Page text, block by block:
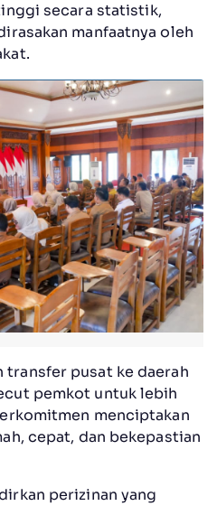
secara statistik,
manfaatnya oleh
transfer pusat ke daerah
pemkot untuk lebih
menciptakan
cepat, dan bekepastian
perizinan yang